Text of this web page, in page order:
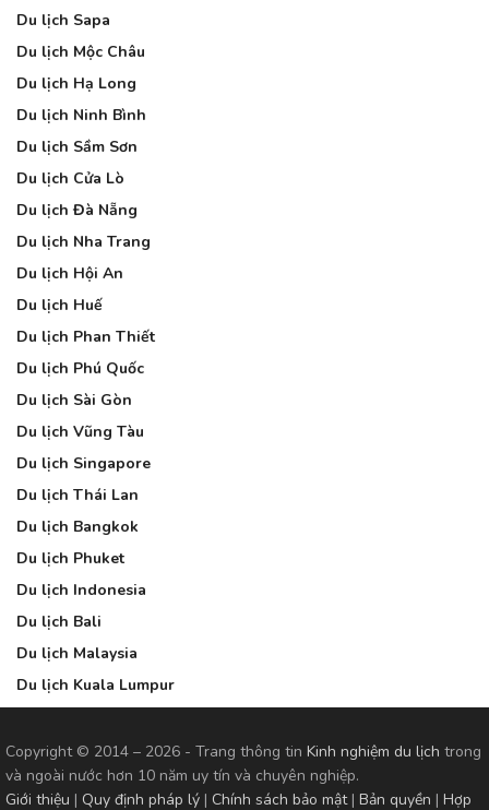
Du lịch Sapa
Du lịch Mộc Châu
Du lịch Hạ Long
Du lịch Ninh Bình
Du lịch Sầm Sơn
Du lịch Cửa Lò
Du lịch Đà Nẵng
Du lịch Nha Trang
Du lịch Hội An
Du lịch Huế
Du lịch Phan Thiết
Du lịch Phú Quốc
Du lịch Sài Gòn
Du lịch Vũng Tàu
Du lịch Singapore
Du lịch Thái Lan
Du lịch Bangkok
Du lịch Phuket
Du lịch Indonesia
Du lịch Bali
Du lịch Malaysia
Du lịch Kuala Lumpur
Copyright © 2014 – 2026 - Trang thông tin Kinh nghiệm du lịch trong
và ngoài nước hơn 10 năm uy tín và chuyên nghiệp.
Giới thiệu | Quy định pháp lý | Chính sách bảo mật| Bản quyền | Hợp